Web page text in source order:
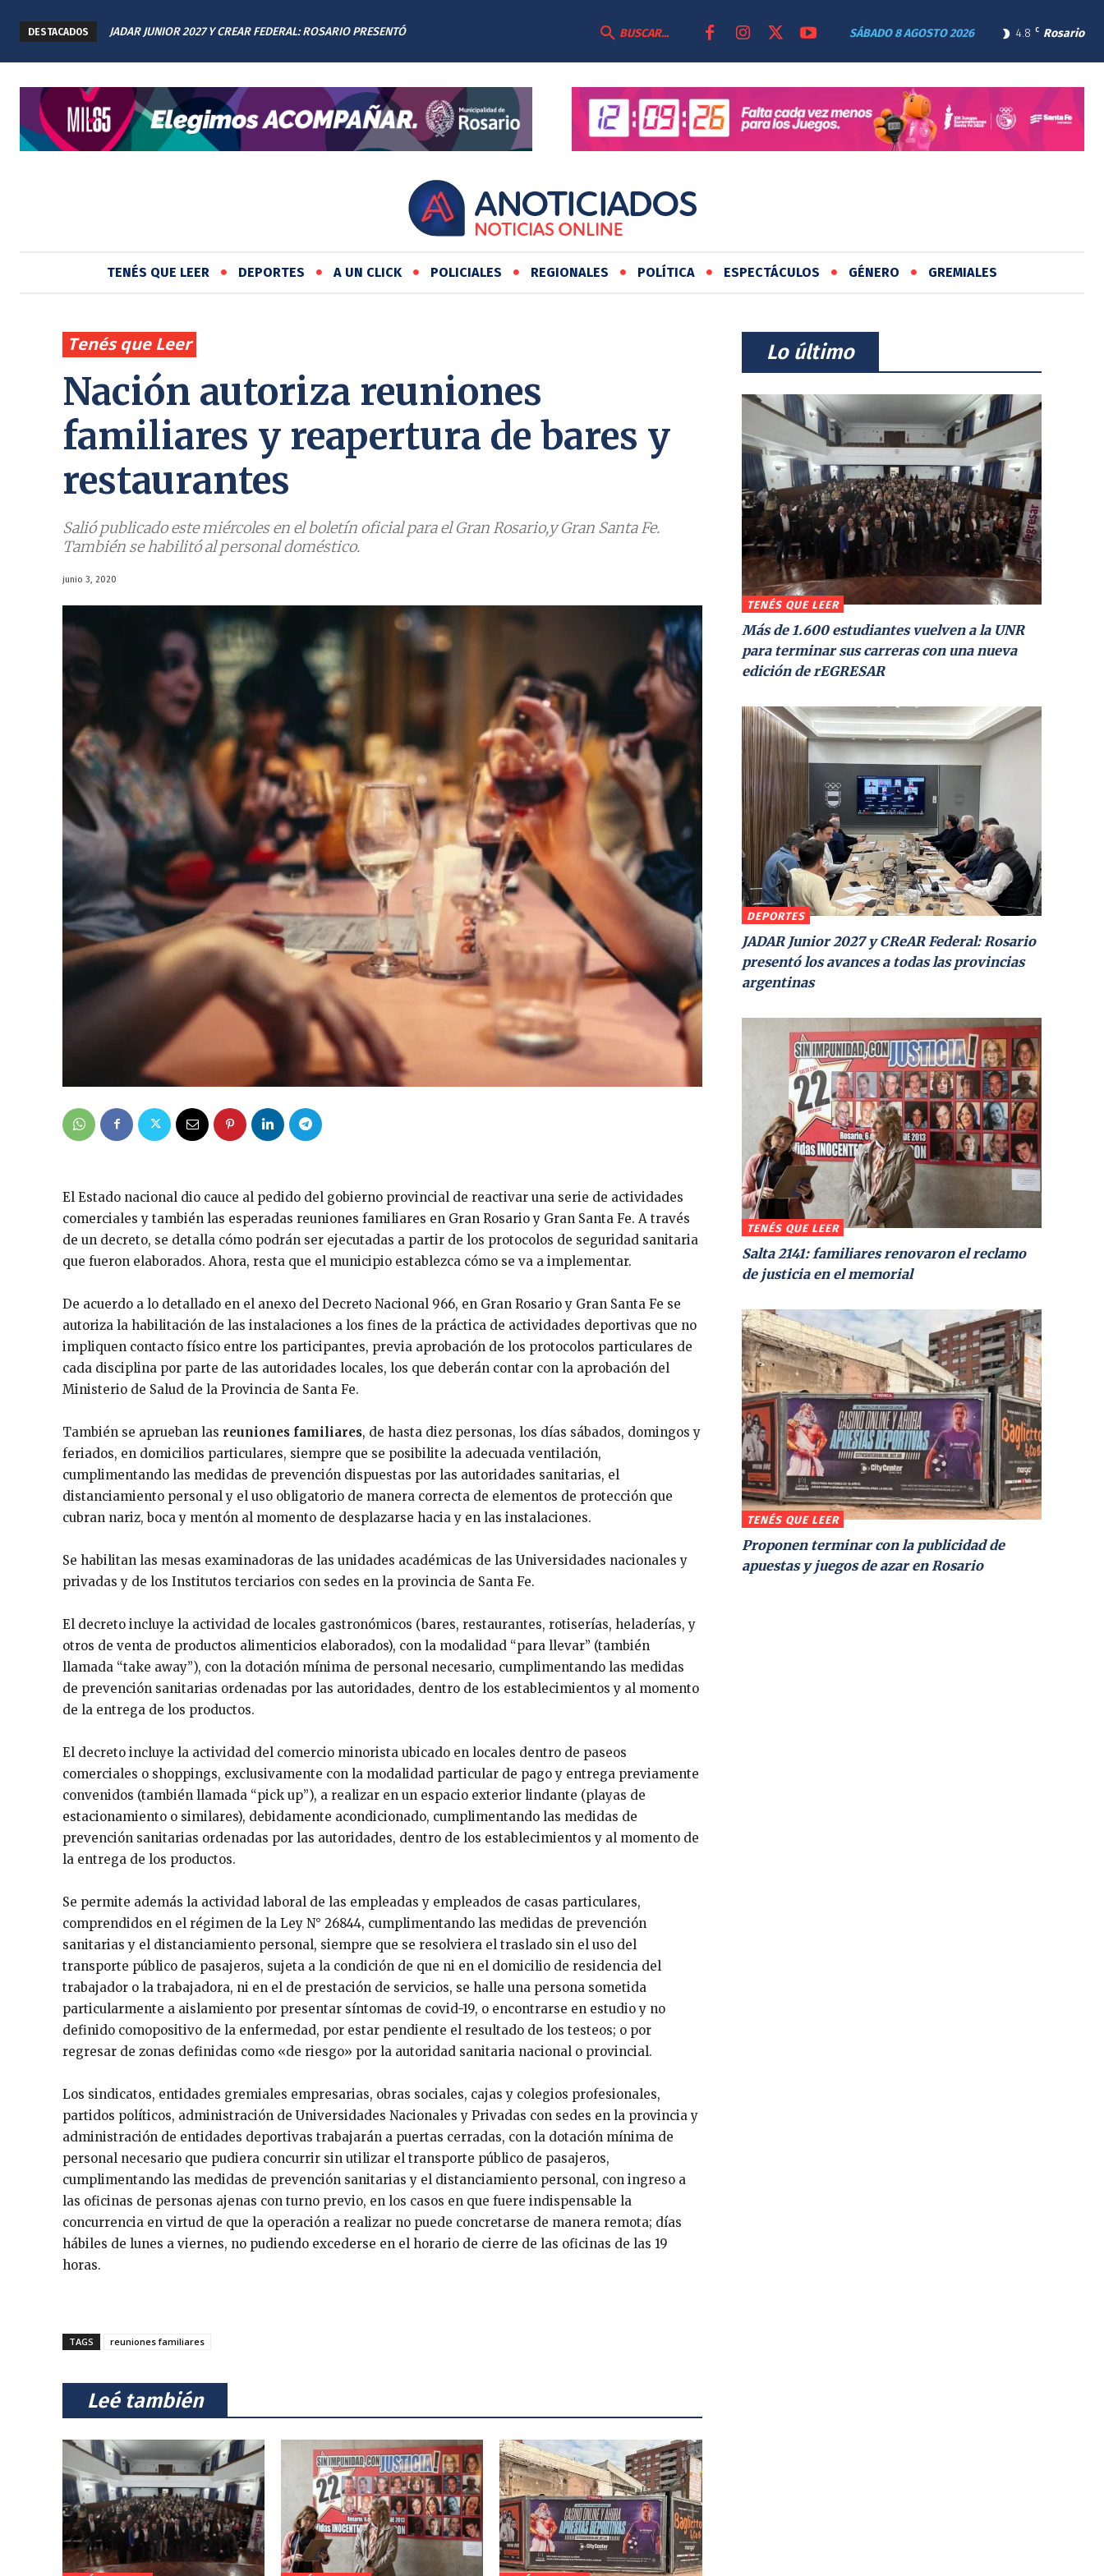
DESTACADOS
JADAR JUNIOR 2027 Y CREAR FEDERAL: ROSARIO PRESENTÓ
SALTA 2141: FAMILIARES RENOVARON EL RECLAMO DE
4.8 C Rosario
SÁBADO 8 AGOSTO 2026
BUSCAR...
TENÉS QUE LEER DEPORTES A UN CLICK POLICIALES REGIONALES POLÍTICA ESPECTÁCULOS GÉNERO GREMIALES
Tenés que Leer
Nación autoriza reuniones
familiares y reapertura de bares y
restaurantes
Salió publicado este miércoles en el boletín oficial para el Gran Rosario,y Gran Santa Fe.
También se habilitó al personal doméstico.
junio 3, 2020
El Estado nacional dio cauce al pedido del gobierno provincial de reactivar una serie de actividades
comerciales y también las esperadas reuniones familiares en Gran Rosario y Gran Santa Fe. A través
de un decreto, se detalla cómo podrán ser ejecutadas a partir de los protocolos de seguridad sanitaria
que fueron elaborados. Ahora, resta que el municipio establezca cómo se va a implementar.
De acuerdo a lo detallado en el anexo del Decreto Nacional 966, en Gran Rosario y Gran Santa Fe se
autoriza la habilitación de las instalaciones a los fines de la práctica de actividades deportivas que no
impliquen contacto físico entre los participantes, previa aprobación de los protocolos particulares de
cada disciplina por parte de las autoridades locales, los que deberán contar con la aprobación del
Ministerio de Salud de la Provincia de Santa Fe.
También se aprueban las reuniones familiares, de hasta diez personas, los días sábados, domingos y
feriados, en domicilios particulares, siempre que se posibilite la adecuada ventilación,
cumplimentando las medidas de prevención dispuestas por las autoridades sanitarias, el
distanciamiento personal y el uso obligatorio de manera correcta de elementos de protección que
cubran nariz, boca y mentón al momento de desplazarse hacia y en las instalaciones.
Se habilitan las mesas examinadoras de las unidades académicas de las Universidades nacionales y
privadas y de los Institutos terciarios con sedes en la provincia de Santa Fe.
El decreto incluye la actividad de locales gastronómicos (bares, restaurantes, rotiserías, heladerías, y
otros de venta de productos alimenticios elaborados), con la modalidad “para llevar” (también
llamada “take away”), con la dotación mínima de personal necesario, cumplimentando las medidas
de prevención sanitarias ordenadas por las autoridades, dentro de los establecimientos y al momento
de la entrega de los productos.
El decreto incluye la actividad del comercio minorista ubicado en locales dentro de paseos
comerciales o shoppings, exclusivamente con la modalidad particular de pago y entrega previamente
convenidos (también llamada “pick up”), a realizar en un espacio exterior lindante (playas de
estacionamiento o similares), debidamente acondicionado, cumplimentando las medidas de
prevención sanitarias ordenadas por las autoridades, dentro de los establecimientos y al momento de
la entrega de los productos.
Se permite además la actividad laboral de las empleadas y empleados de casas particulares,
comprendidos en el régimen de la Ley N° 26844, cumplimentando las medidas de prevención
sanitarias y el distanciamiento personal, siempre que se resolviera el traslado sin el uso del
transporte público de pasajeros, sujeta a la condición de que ni en el domicilio de residencia del
trabajador o la trabajadora, ni en el de prestación de servicios, se halle una persona sometida
particularmente a aislamiento por presentar síntomas de covid-19, o encontrarse en estudio y no
definido comopositivo de la enfermedad, por estar pendiente el resultado de los testeos; o por
regresar de zonas definidas como «de riesgo» por la autoridad sanitaria nacional o provincial.
Los sindicatos, entidades gremiales empresarias, obras sociales, cajas y colegios profesionales,
partidos políticos, administración de Universidades Nacionales y Privadas con sedes en la provincia y
administración de entidades deportivas trabajarán a puertas cerradas, con la dotación mínima de
personal necesario que pudiera concurrir sin utilizar el transporte público de pasajeros,
cumplimentando las medidas de prevención sanitarias y el distanciamiento personal, con ingreso a
las oficinas de personas ajenas con turno previo, en los casos en que fuere indispensable la
concurrencia en virtud de que la operación a realizar no puede concretarse de manera remota; días
hábiles de lunes a viernes, no pudiendo excederse en el horario de cierre de las oficinas de las 19
horas.
TAGS reuniones familiares
⠀Leé también⠀
⠀Lo último⠀
TENÉS QUE LEER
Más de 1.600 estudiantes vuelven a la UNR
para terminar sus carreras con una nueva
edición de rEGRESAR
DEPORTES
JADAR Junior 2027 y CReAR Federal: Rosario
presentó los avances a todas las provincias
argentinas
TENÉS QUE LEER
Salta 2141: familiares renovaron el reclamo
de justicia en el memorial
TENÉS QUE LEER
Proponen terminar con la publicidad de
apuestas y juegos de azar en Rosario